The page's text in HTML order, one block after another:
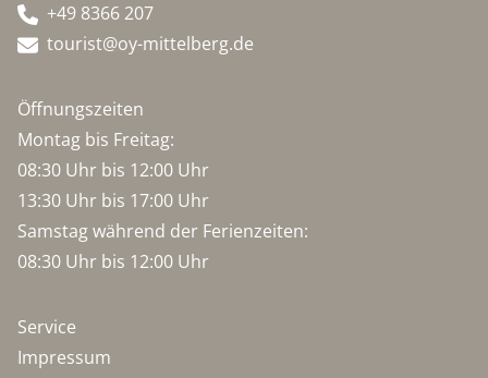
+49 8366 207
tourist@oy-mittelberg.de
Öffnungszeiten
Montag bis Freitag:
08:30 Uhr bis 12:00 Uhr
13:30 Uhr bis 17:00 Uhr
Samstag während der Ferienzeiten:
08:30 Uhr bis 12:00 Uhr
Service
Impressum